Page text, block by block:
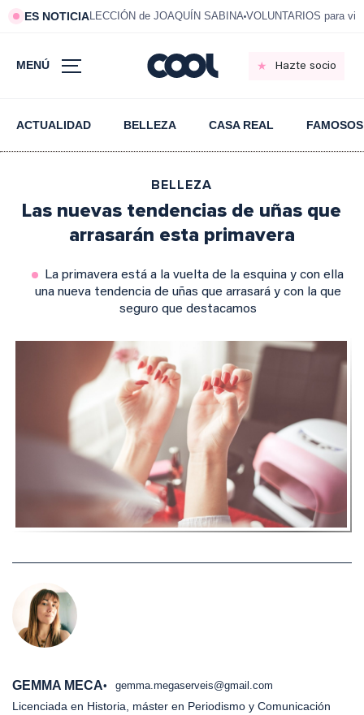
ES NOTICIALECCIÓN de JOAQUÍN SABINA VOLUNTARIOS para
MENÚ Hazte socio
ACTUALIDAD BELLEZA CASA REAL FAMOSOS
BELLEZA
Las nuevas tendencias de uñas que
arrasarán esta primavera
La primavera está a la vuelta de la esquina y con ella
una nueva tendencia de uñas que arrasará y con la que
seguro que destacamos
GEMMA MECA gemma.megaserveis@gmail.com
Licenciada en Historia, máster en Periodismo y Comunicación